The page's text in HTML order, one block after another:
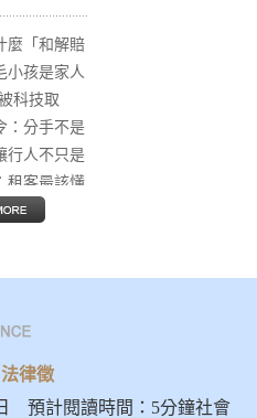
麼「和解賠
小孩是家人
科技取
：分手不是
行人不只是
租客最該懂
證字號、護
專家示警
專家分析
律徵
預計閱讀時間：5分鐘社會